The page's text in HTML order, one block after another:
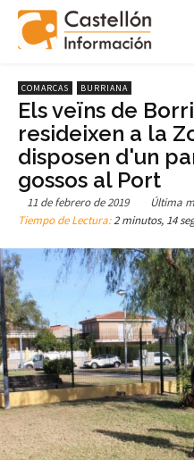
COMARCAS BURRIANA
Els veïns de
resideixen a la
disposen d'un
gossos al Port
11 de febrero de 2019 Última
Tiempo de Lectura:2 minutos, 14